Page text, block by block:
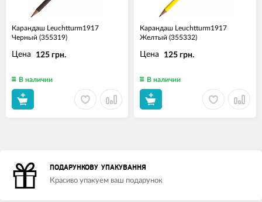
Карандаш Leuchtturm1917
Черный (355319)
Цена 125 грн.
В наличии
Карандаш Leuchtturm1917
Желтый (355332)
Цена 125 грн.
В наличии
ПОДАРУНКОВУ УПАКУВАННЯ
Красиво упакуем ваш подарунок